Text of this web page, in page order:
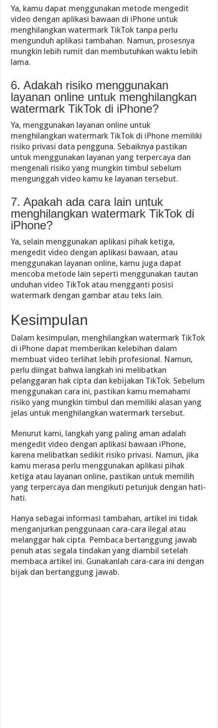
Ya, kamu dapat menggunakan metode mengedit
video dengan aplikasi bawaan di iPhone untuk
menghilangkan watermark TikTok tanpa perlu
mengunduh aplikasi tambahan. Namun, prosesnya
mungkin lebih rumit dan membutuhkan waktu lebih
lama.
6. Adakah risiko menggunakan
layanan online untuk menghilangkan
watermark TikTok di iPhone?
Ya, menggunakan layanan online untuk
menghilangkan watermark TikTok di iPhone memiliki
risiko privasi data pengguna. Sebaiknya pastikan
untuk menggunakan layanan yang terpercaya dan
mengenali risiko yang mungkin timbul sebelum
mengunggah video kamu ke layanan tersebut.
7. Apakah ada cara lain untuk
menghilangkan watermark TikTok di
iPhone?
Ya, selain menggunakan aplikasi pihak ketiga,
mengedit video dengan aplikasi bawaan, atau
menggunakan layanan online, kamu juga dapat
mencoba metode lain seperti menggunakan tautan
unduhan video TikTok atau mengganti posisi
watermark dengan gambar atau teks lain.
Kesimpulan
Dalam kesimpulan, menghilangkan watermark TikTok
di iPhone dapat memberikan kelebihan dalam
membuat video terlihat lebih profesional. Namun,
perlu diingat bahwa langkah ini melibatkan
pelanggaran hak cipta dan kebijakan TikTok. Sebelum
menggunakan cara ini, pastikan kamu memahami
risiko yang mungkin timbul dan memiliki alasan yang
jelas untuk menghilangkan watermark tersebut.
Menurut kami, langkah yang paling aman adalah
mengedit video dengan aplikasi bawaan iPhone,
karena melibatkan sedikit risiko privasi. Namun, jika
kamu merasa perlu menggunakan aplikasi pihak
ketiga atau layanan online, pastikan untuk memilih
yang terpercaya dan mengikuti petunjuk dengan hati-
hati.
Hanya sebagai informasi tambahan, artikel ini tidak
menganjurkan penggunaan cara-cara ilegal atau
melanggar hak cipta. Pembaca bertanggung jawab
penuh atas segala tindakan yang diambil setelah
membaca artikel ini. Gunakanlah cara-cara ini dengan
bijak dan bertanggung jawab.